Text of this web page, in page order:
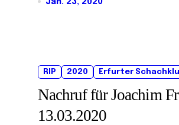
RIP 2020 Erfurter
Nachruf für Joachim
13.03.2020